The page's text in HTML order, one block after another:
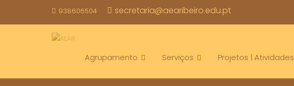
938606504 secretaria@aearibeiro.edu.pt
Agrupamento Serviços Projetos | Atividades